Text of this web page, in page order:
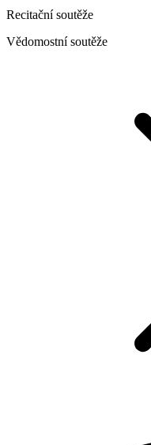
Recitační soutěže
Vědomostní soutěže